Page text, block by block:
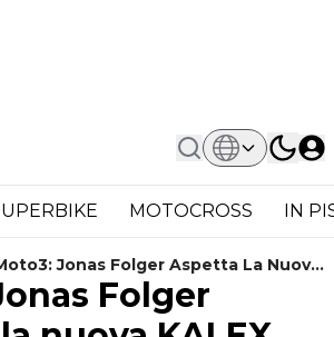
MOTOCROSS IN
Jonas Folger Aspetta La Nuova
KTM
Folger